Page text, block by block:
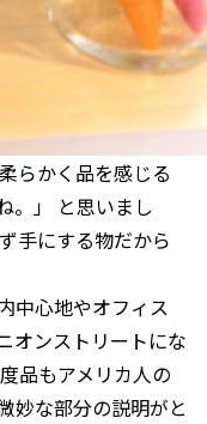
らかく品を感じる
。」 と思いまし
手にする物だから
中心地やオフィス
オンストリートにな
品もアメリカ人の
妙な部分の説明がと